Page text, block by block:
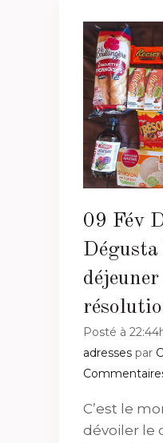
09 Fév
Posté à
adresses par
C’est le
dévoiler le